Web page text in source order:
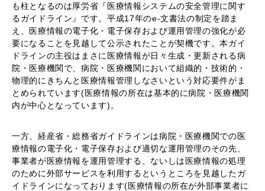
も柱となるのは厚労省『医療情報システムの安全管理に関す
るガイドライン』です。平成17年のe-文書法の制定を踏ま
え、医療情報の電子化・電子保存および運用管理の強化が必
要になることを見越して公示されたことが契機です。本ガイ
ドラインの主役はまさに医療情報が日々生成・更新される病
院・医療機関で、病院・医療機関において組織的・技術的・
物理的にきちんと医療情報管理しなさいという対応要件がま
とめられています(医療情報の所在は基本的に病院・医療機関
内が中心となっています)。
一方、経産省・総務省ガイドラインは病院・医療機関での医
療情報の電子化・電子保存および適切な運用管理のその先、
事業者が医療情報を運用管理する、ないしは医療情報の処理
のために外部サービスを利用するというところを見越したガ
イドラインになっております(医療情報の所在が外部事業者に